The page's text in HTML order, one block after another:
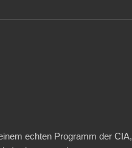
echten Programm der CIA,